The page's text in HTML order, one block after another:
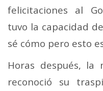
felicitaciones al
tuvo la capacidad
sé cómo pero esto
Horas después, la
reconoció su